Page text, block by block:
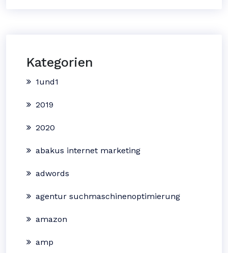
Kategorien
1und1
2019
2020
abakus internet marketing
adwords
agentur suchmaschinenoptimierung
amazon
amp